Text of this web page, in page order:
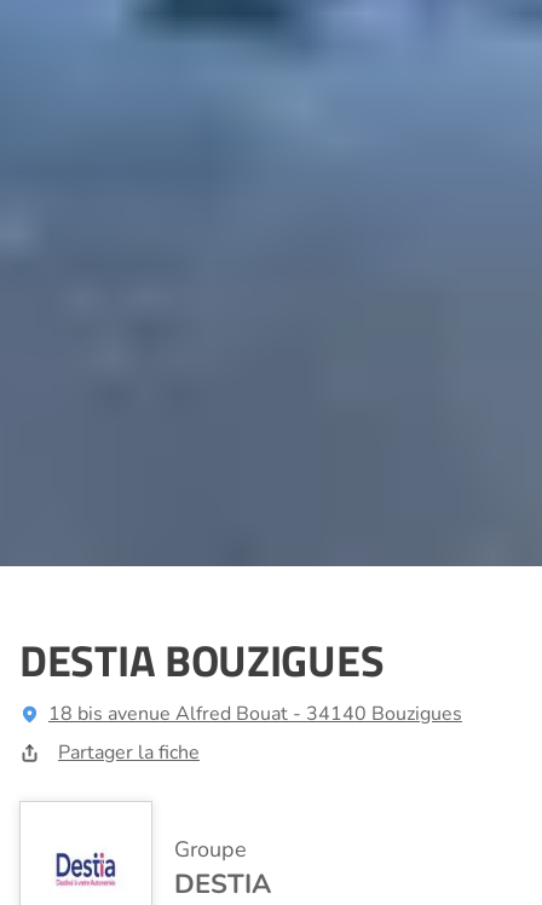
DESTIA BOUZIGUES
18 bis avenue Alfred Bouat - 34140 Bouzigues
Partager la fiche
Groupe
DESTIA